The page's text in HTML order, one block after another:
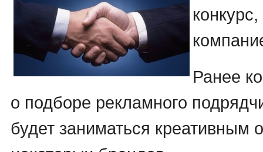
Ранее
о подборе рекламного
будет заниматься креативным